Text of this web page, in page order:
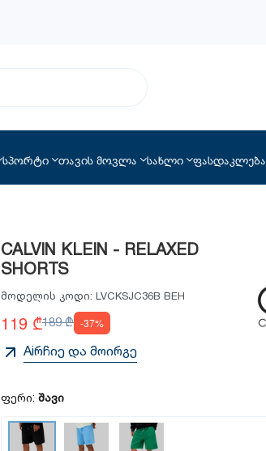
სპორტი თავის მოვლა სახლი ფასდაკლება
CALVIN KLEIN - RELAXED
SHORTS
მოდელის კოდი: LVCKSJC36B BEH
119 ₾189 ₾ -37%
Aiრჩიე და მოირგე
ფერი: შავი